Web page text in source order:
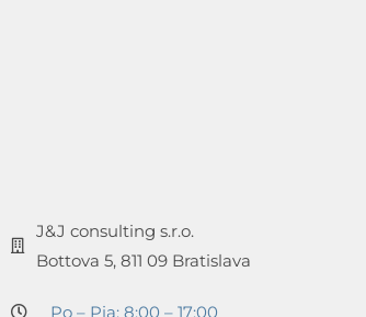
J&J consulting s.r.o.
Bottova 5, 811 09 Bratislava
Po – Pia: 8:00 – 17:00